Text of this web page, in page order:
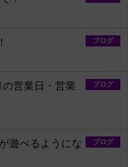
ブログ
ブログ
の営業日・営業
ブログ
遊べるようにな